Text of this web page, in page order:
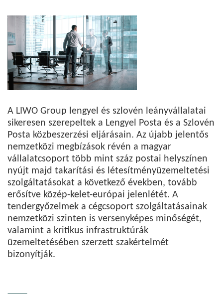
A LIWO Group lengyel és szlovén leányvállalatai
sikeresen szerepeltek a Lengyel Posta és a Szlovén
Posta közbeszerzési eljárásain. Az újabb jelentős
nemzetközi megbízások révén a magyar
vállalatcsoport több mint száz postai helyszínen
nyújt majd takarítási és létesítményüzemeltetési
szolgáltatásokat a következő években, tovább
erősítve közép-kelet-európai jelenlétét. A
tendergyőzelmek a cégcsoport szolgáltatásainak
nemzetközi szinten is versenyképes minőségét,
valamint a kritikus infrastruktúrák
üzemeltetésében szerzett szakértelmét
bizonyítják.